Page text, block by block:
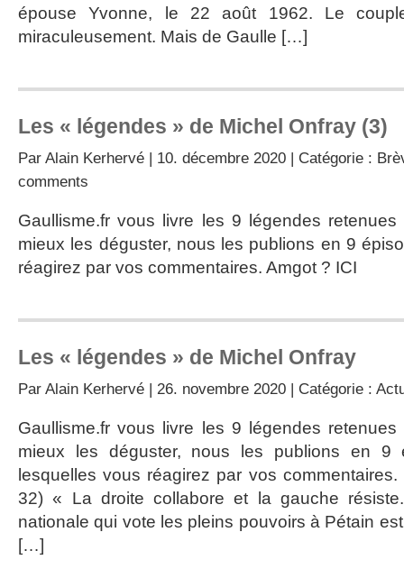
épouse Yvonne, le 22 août 1962. Le
miraculeusement. Mais de Gaulle […]
Les « légendes » de Michel Onfray (3)
Par Alain Kerhervé | 10. décembre 2020 | Catégorie :
comments
Gaullisme.fr vous livre les 9 légendes
mieux les déguster, nous les publions en 9
réagirez par vos commentaires. Amgot ? ICI
Les « légendes » de Michel Onfray
Par Alain Kerhervé | 26. novembre 2020 | Catégorie :
Gaullisme.fr vous livre les 9 légendes
mieux les déguster, nous les publions en 9
lesquelles vous réagirez par vos
32) « La droite collabore et la gauche
nationale qui vote les pleins pouvoirs à Pétain
[…]